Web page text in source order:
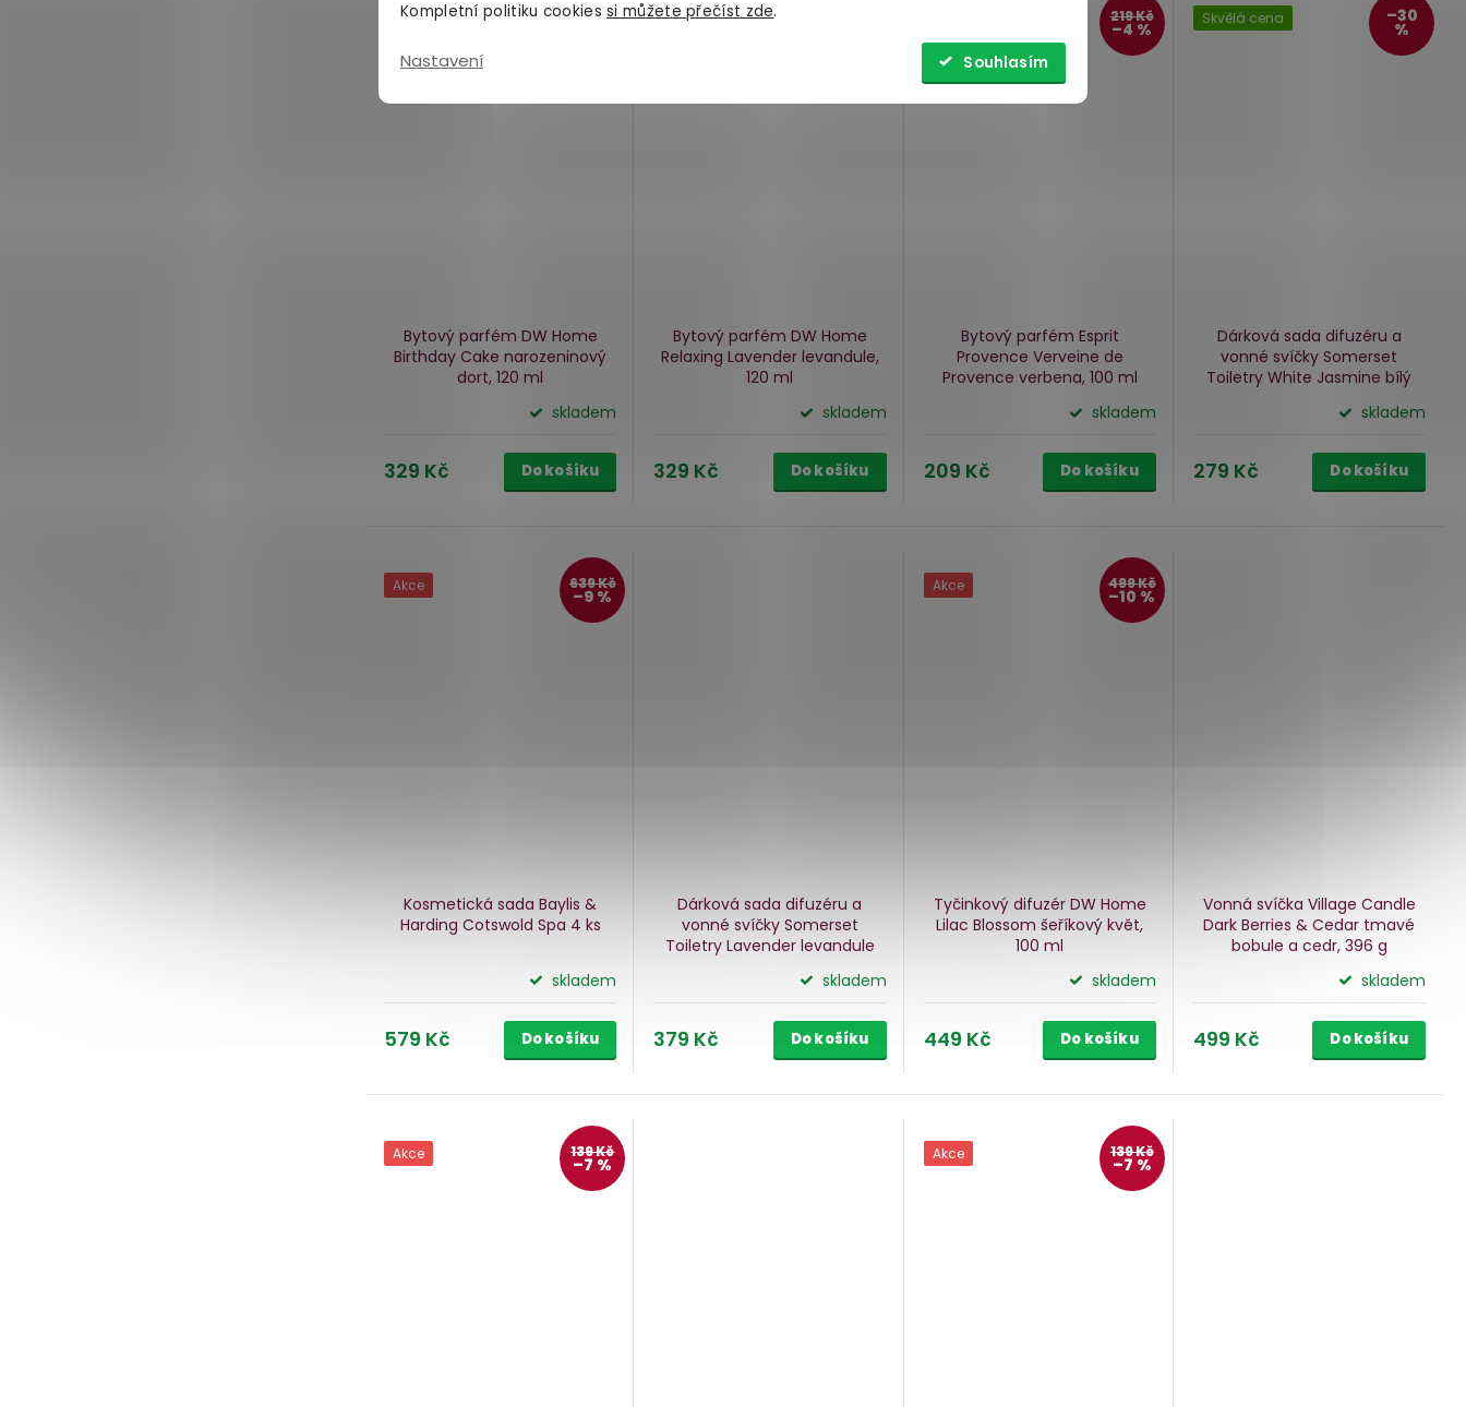
Kompletní politiku cookiessi můžete přečíst zde.
Nastavení Souhlasím
Bytový parfém DW Home
Birthday Cakenarozeninový
dort, 120 ml
skladem
329 Kč Do košíku
Bytový parfém DW Home
Relaxing Lavender levandule,
120 ml
skladem
329 Kč Do košíku
219 Kč
–4 %
Bytový parfém Esprit
Provence Verveine de
Provence verbena, 100 ml
skladem
209 Kč Do košíku
Skvělá cena –30
%
Dárková sada difuzéru a
vonné svíčky Somerset
Toiletry White Jasminebílý
skladem
279 Kč Do košíku
Akce 639 Kč
–9 %
Kosmetická sada Baylis &
Harding Cotswold Spa 4 ks
skladem
579 Kč Do košíku
Dárková sada difuzéru a
vonné svíčky Somerset
Toiletry Lavender levandule
skladem
379 Kč Do košíku
Akce 499 Kč
–10 %
Tyčinkový difuzér DW Home
Lilac Blossomšeříkový květ,
100 ml
skladem
449 Kč Do košíku
Vonná svíčka Village Candle
Dark Berries & Cedar tmavé
bobule a cedr, 396 g
skladem
499 Kč Do košíku
Akce 139 Kč
–7 %
Akce 139 Kč
–7 %